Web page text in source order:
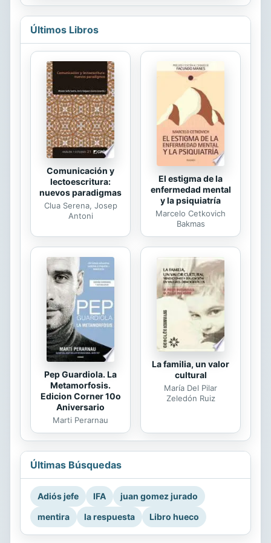
disparador de ideas y soluciones
durante y posterior a la emergencia.
transformación digital requerida, que
demanda una mirada diferente a las
competencias de las personas,
principalmente a nuevas formas de
pensar y de actuar, siendo prioritario
el generar valor y abordar los
problemas desde una óptica distinta.
Gestionar el Talento es...
Últimos Libros
Comunicación y
lectoescritura:
nuevos paradigmas
Clua Serena, Josep
Antoni
El estigma de la
enfermedad mental
y la psiquiatría
Marcelo Cetkovich
Bakmas
Pep Guardiola. La
Metamorfosis.
Edicion Corner 10o
Aniversario
Marti Perarnau
La familia, un valor
cultural
María Del Pilar
Zeledón Ruiz
Últimas Búsquedas
Adiós jefe IFA
juan gomez jurado
mentira
la respuesta Libro hueco